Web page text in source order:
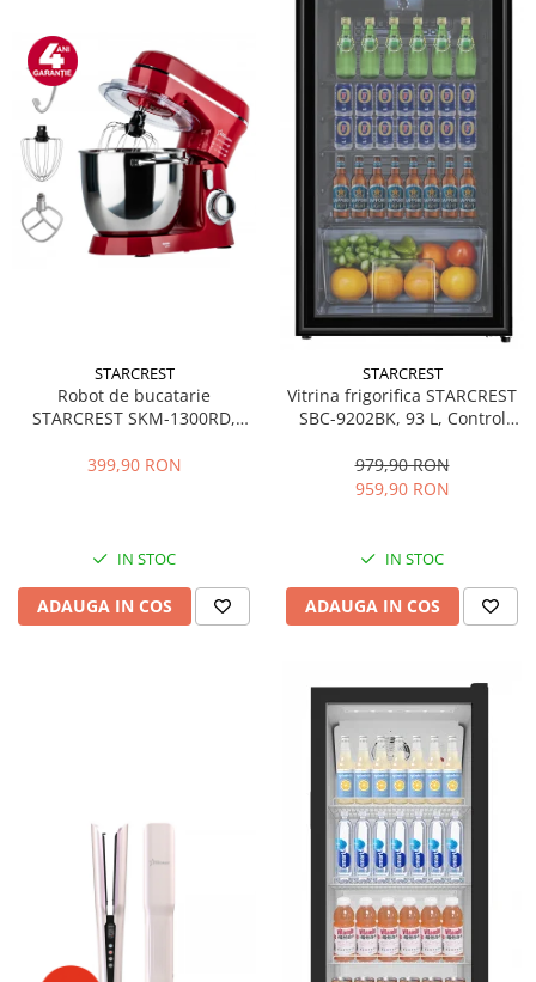
STARCREST
Robot de bucatarie
STARCREST SKM-1300RD,
Accesorii, 10 Viteze + Pulse,
399,90 RON
IN STOC
ADAUGA IN COS
STARCREST
Vitrina frigorifica STARCREST
SBC-9202BK, 93 L, Control
83.2 cm, Negru
979,90 RON
959,90 RON
IN STOC
ADAUGA IN COS